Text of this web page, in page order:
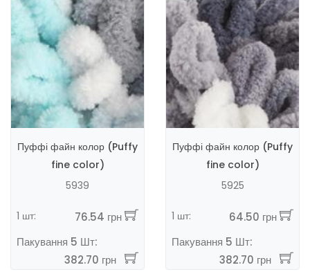
Пуффі файн колор (Puffy
fine color)
5939
1 шт:
76.54 грн
Пакування 5 Шт:
382.70 грн
Пуффі файн колор (Puffy
fine color)
5925
1 шт:
64.50 грн
Пакування 5 Шт:
382.70 грн